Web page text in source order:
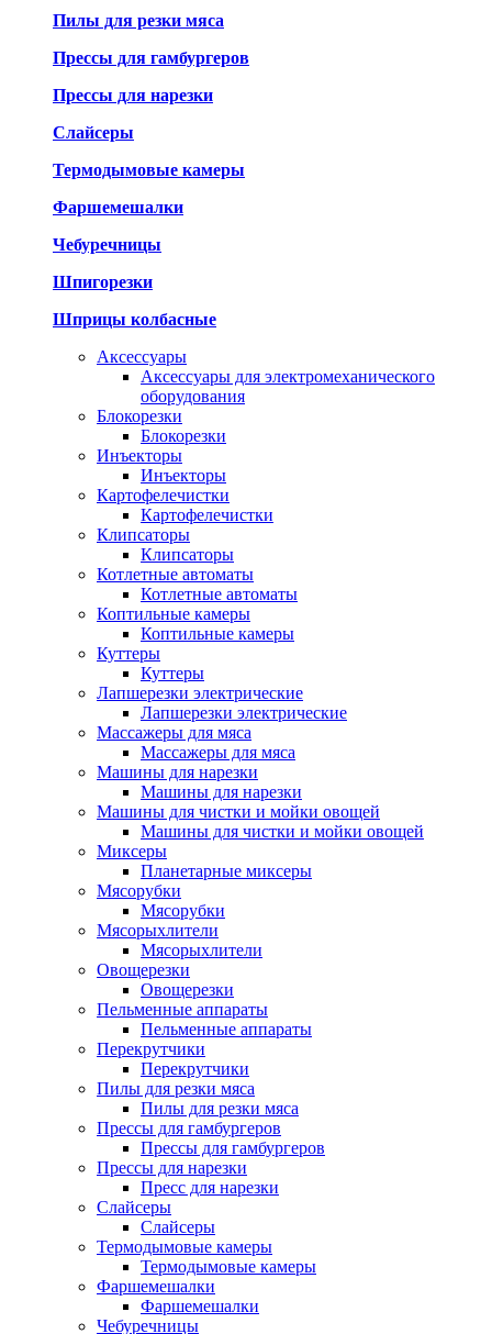
Пилы для резки мяса
Прессы для гамбургеров
Прессы для нарезки
Слайсеры
Термодымовые камеры
Фаршемешалки
Чебуречницы
Шпигорезки
Шприцы колбасные
Аксессуары
Аксессуары для электромеханического
оборудования
Блокорезки
Блокорезки
Инъекторы
Инъекторы
Картофелечистки
Картофелечистки
Клипсаторы
Клипсаторы
Котлетные автоматы
Котлетные автоматы
Коптильные камеры
Коптильные камеры
Куттеры
Куттеры
Лапшерезки электрические
Лапшерезки электрические
Массажеры для мяса
Массажеры для мяса
Машины для нарезки
Машины для нарезки
Машины для чистки и мойки овощей
Машины для чистки и мойки овощей
Миксеры
Планетарные миксеры
Мясорубки
Мясорубки
Мясорыхлители
Мясорыхлители
Овощерезки
Овощерезки
Пельменные аппараты
Пельменные аппараты
Перекрутчики
Перекрутчики
Пилы для резки мяса
Пилы для резки мяса
Прессы для гамбургеров
Прессы для гамбургеров
Прессы для нарезки
Пресс для нарезки
Слайсеры
Слайсеры
Термодымовые камеры
Термодымовые камеры
Фаршемешалки
Фаршемешалки
Чебуречницы